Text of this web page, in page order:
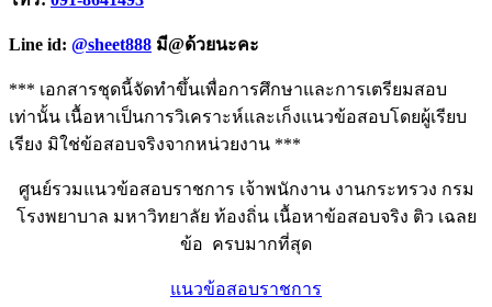
Line id: @sheet888 มี@ด้วยนะคะ
*** เอกสารชุดนี้จัดทำขึ้นเพื่อการศึกษาและการเตรียมสอบ
เท่านั้น เนื้อหาเป็นการวิเคราะห์และเก็งแนวข้อสอบโดยผู้เรียบ
เรียง มิใช่ข้อสอบจริงจากหน่วยงาน ***
ศูนย์รวมแนวข้อสอบราชการ เจ้าพนักงาน งานกระทรวง กรม
โรงพยาบาล มหาวิทยาลัย ท้องถิ่น เนื้อหาข้อสอบจริง ติว เฉลย
ข้อ ครบมากที่สุด
แนวข้อสอบราชการ